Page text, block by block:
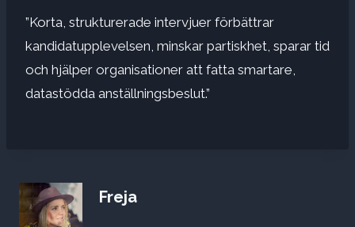
”Korta, strukturerade intervjuer förbättrar
kandidatupplevelsen, minskar partiskhet, sparar tid
och hjälper organisationer att fatta smartare,
datastödda anställningsbeslut.”
Freja